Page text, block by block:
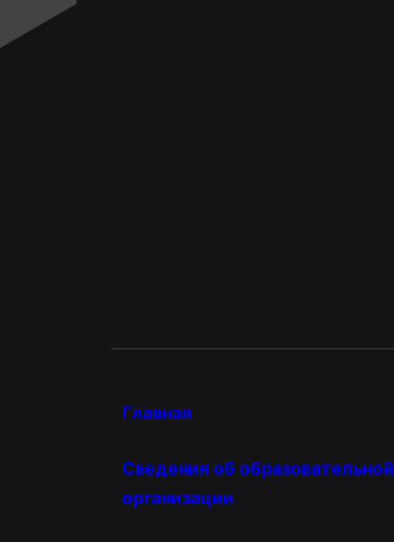
Главная
Сведения об образовательной
организации